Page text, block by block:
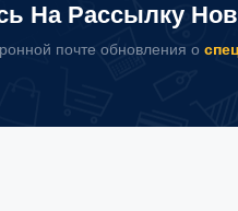
На Рассылку
почте обновления о